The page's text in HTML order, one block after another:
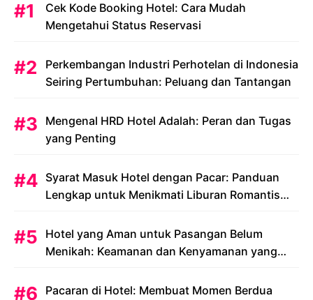
Cek Kode Booking Hotel: Cara Mudah
Mengetahui Status Reservasi
Perkembangan Industri Perhotelan di Indonesia
Seiring Pertumbuhan: Peluang dan Tantangan
Mengenal HRD Hotel Adalah: Peran dan Tugas
yang Penting
Syarat Masuk Hotel dengan Pacar: Panduan
Lengkap untuk Menikmati Liburan Romantis
Hotel yang Aman untuk Pasangan Belum
Menikah: Keamanan dan Kenyamanan yang
Pacaran di Hotel: Membuat Momen Berdua